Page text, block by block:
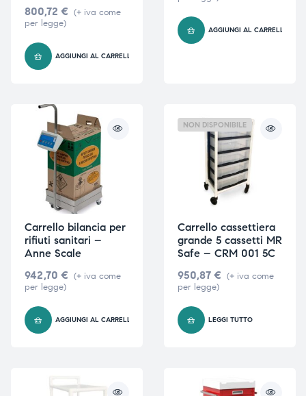
800,72 € (+ iva come
per legge)
AGGIUNGI AL CARRELLO
AGGIUNGI AL CARRELLO
Carrello bilancia per
rifiuti sanitari –
Anne Scale
942,70 € (+ iva come
per legge)
AGGIUNGI AL CARRELLO
NON DISPONIBILE
Carrello cassettiera
grande 5 cassetti MR
Safe – CRM 001 5C
950,87 € (+ iva come
per legge)
LEGGI TUTTO